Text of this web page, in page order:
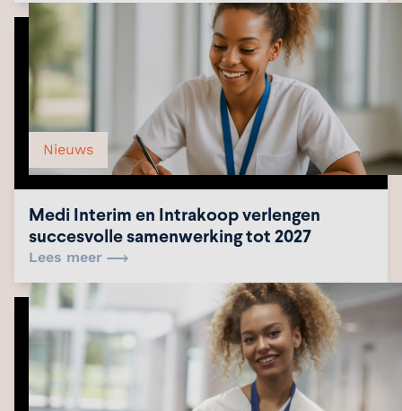
Nieuws
Medi Interim en Intrakoop verlengen
succesvolle samenwerking tot 2027
Lees meer